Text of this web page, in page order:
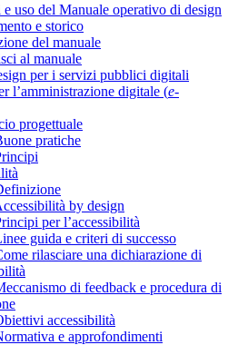
e uso del Manuale operativo di design
e storico
del manuale
al manuale
per i servizi pubblici digitali
l’amministrazione digitale (e-
progettuale
pratiche
by design
per l’accessibilità
guida e criteri di successo
rilasciare una dichiarazione di
di feedback e procedura di
accessibilità
e approfondimenti